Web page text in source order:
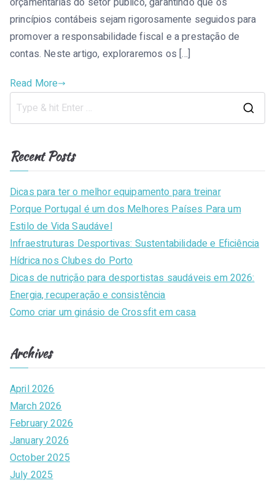
princípios contábeis sejam rigorosamente seguidos para
promover a responsabilidade fiscal e a prestação de
contas. Neste artigo, exploraremos os […]
Read More
r
Recent Posts
Dicas para ter o melhor equipamento para treinar
Porque Portugal é um dos Melhores Países Para um
Estilo de Vida Saudável
Infraestruturas Desportivas: Sustentabilidade e Eficiência
Hídrica nos Clubes do Porto
Dicas de nutrição para desportistas saudáveis em 2026:
Energia, recuperação e consistência
Como criar um ginásio de Crossfit em casa
Archives
April 2026
March 2026
February 2026
January 2026
October 2025
July 2025